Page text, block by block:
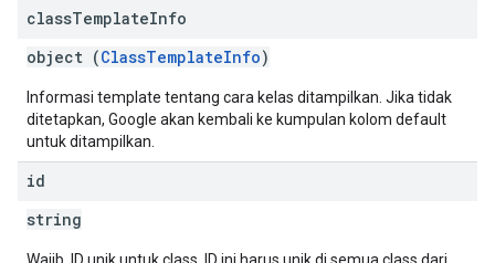
classTemplateInfo
object (ClassTemplateInfo)
Informasi template tentang cara kelas ditampilkan. Jika tidak
ditetapkan, Google akan kembali ke kumpulan kolom default
untuk ditampilkan.
id
string